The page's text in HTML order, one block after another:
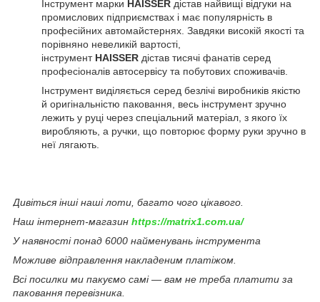
Інструмент марки HAISSER дістав найвищі відгуки на
промислових підприємствах і має популярність в
професійних автомайстернях. Завдяки високій якості та
порівняно невеликій вартості,
інструмент HAISSER дістав тисячі фанатів серед
професіоналів автосервісу та побутових споживачів.
Інструмент виділяється серед безлічі виробників якістю
й оригінальністю паковання, весь інструмент зручно
лежить у руці через спеціальний матеріал, з якого їх
виробляють, а ручки, що повторює форму руки зручно в
неї лягають.
Дивіться інші наші лоти, багато чого цікавого.
Наш інтернет-магазин https://matrix1.com.ua/
У наявності понад 6000 найменувань інструмента
Можливе відправлення накладеним платіжом.
Всі посилки ми пакуємо самі — вам не треба платити за
паковання перевізника.